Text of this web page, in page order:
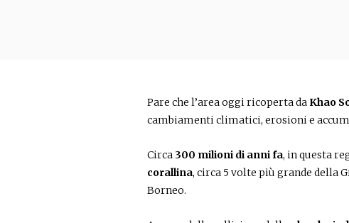
Pare che l’area oggi ricoperta daKhao
cambiamenti climatici, erosioni e
Circa 300 milioni di anni fa, in questa
corallina, circa 5 volte più grande della
Borneo.